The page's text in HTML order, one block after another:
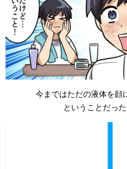
今まではただの液体を顔
ということだった